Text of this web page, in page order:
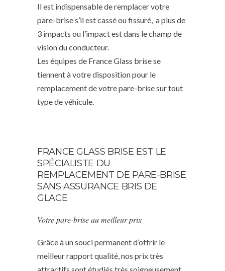
Il est indispensable de remplacer votre
pare-brise s’il est cassé ou fissuré, a plus de
3 impacts ou l’impact est dans le champ de
vision du conducteur.
Les équipes de France Glass brise se
tiennent à votre disposition pour le
remplacement de votre pare-brise sur tout
type de véhicule.
FRANCE GLASS BRISE EST LE
SPÉCIALISTE DU
REMPLACEMENT DE PARE-BRISE
SANS ASSURANCE BRIS DE
GLACE
Votre pare-brise au meilleur prix
Grâce à un souci permanent d’offrir le
meilleur rapport qualité, nos prix très
attractifs sont étudiés très soigneusement